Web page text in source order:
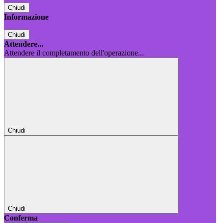
Chiudi
Informazione
Chiudi
Attendere...
Attendere il completamento dell'operazione...
Chiudi
Chiudi
Conferma